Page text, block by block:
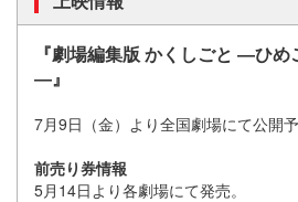
『劇場編集版 かくしごと ―ひ
―』
7月9日（金）より全国劇場にて公開
前売り券情報
5月14日より各劇場にて発売。